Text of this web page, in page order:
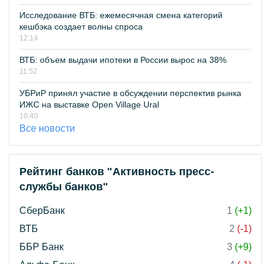
Исследование ВТБ: ежемесячная смена категорий
кешбэка создает волны спроса
12:14
ВТБ: объем выдачи ипотеки в России вырос на 38%
11:52
УБРиР принял участие в обсуждении перспектив рынка
ИЖС на выставке Open Village Ural
10:40
Все новости
Рейтинг банков "Активность пресс-
службы банков"
СберБанк 1 (+1)
ВТБ
2 (-1)
ББР Банк
3 (+9)